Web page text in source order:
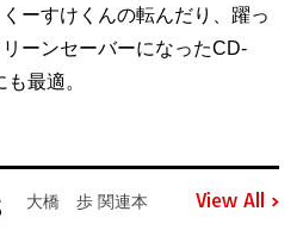
ーすけくんの転んだり、躍っ
ーンセーバーになったCD-
最適。
大橋 歩 関連本 View All